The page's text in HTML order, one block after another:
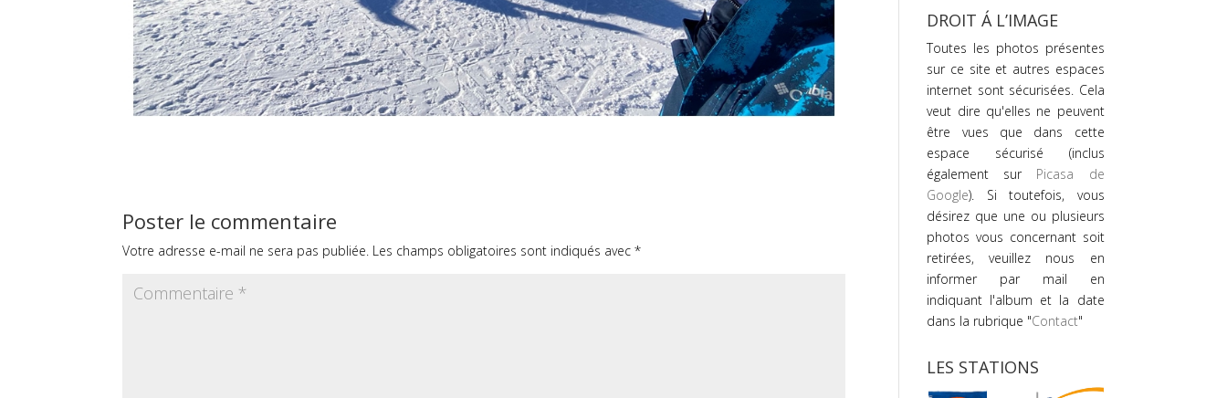
Poster le commentaire
Votre adresse e-mail ne sera pas publiée. Les champs obligatoires sont indiqués avec*
DROIT Á L’IMAGE
Toutes les photos présentes
sur ce site et autres espaces
internet sont sécurisées. Cela
veut dire qu'elles ne peuvent
être vues que dans cette
espace sécurisé (inclus
également sur Picasa de
Google). Si toutefois, vous
désirez que une ou plusieurs
photos vous concernant soit
retirées, veuillez nous en
informer par mail en
indiquant l'album et la date
dans la rubrique "Contact"
LES STATIONS